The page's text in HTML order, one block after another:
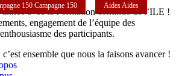
150 Campagne 150 AidesAides
avec la Formation continue de l’ILE !
engagement de l’équipe des
des participants.
ensemble que nous la faisons avancer !